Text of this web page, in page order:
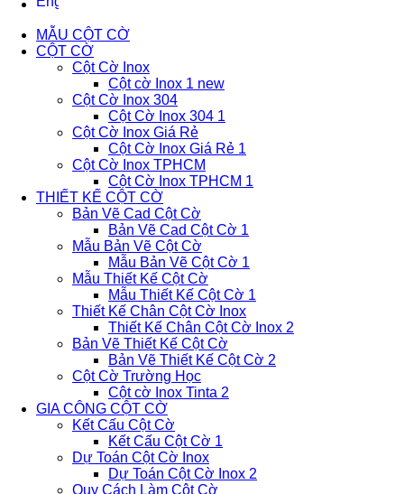
MẪU CỘT CỜ
CỘT CỜ
Cột Cờ Inox
Cột cờ Inox 1 new
Cột Cờ Inox 304
Cột Cờ Inox 304 1
Cột Cờ Inox Giá Rẻ
Cột Cờ Inox Giá Rẻ 1
Cột Cờ Inox TPHCM
Cột Cờ Inox TPHCM 1
THIẾT KẾ CỘT CỜ
Bản Vẽ Cad Cột Cờ
Bản Vẽ Cad Cột Cờ 1
Mẫu Bản Vẽ Cột Cờ
Mẫu Bản Vẽ Cột Cờ 1
Mẫu Thiết Kế Cột Cờ
Mẫu Thiết Kế Cột Cờ 1
Thiết Kế Chân Cột Cờ Inox
Thiết Kế Chân Cột Cờ Inox 2
Bản Vẽ Thiết Kế Cột Cờ
Bản Vẽ Thiết Kế Cột Cờ 2
Cột Cờ Trường Học
Cột cờ Inox Tinta 2
GIA CÔNG CỘT CỜ
Kết Cấu Cột Cờ
Kết Cấu Cột Cờ 1
Dự Toán Cột Cờ Inox
Dự Toán Cột Cờ Inox 2
Quy Cách Làm Cột Cờ